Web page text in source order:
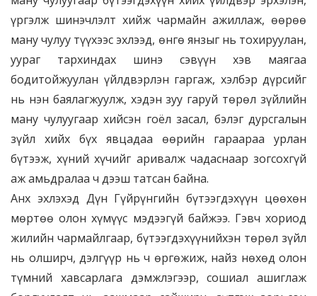
үргэлж шинэчлэлт хийж чармайн ажиллаж, өөрөө
ману чулуу түүхээс эхлээд, өнгө янзыг нь тохируулан,
уураг тархиндах шинэ сэвүүн хэв маягаа
бодитойжуулан үйлдвэрлэн гаргаж, хэлбэр дүрсийг
нь нэн баялагжуулж, хэдэн зуу гаруй төрөл зүйлийн
ману чулуугаар хийсэн гоёл засал, бэлэг дурсгалын
зүйл хийх бүх явцадаа өөрийн гараараа урлан
бүтээж, хүний хүчийг аривалж чадаснаар зогсохгүй
аж амьдралаа ч дээш татсан байна.
Анх эхлэхэд Дүн Гүйрүнгийн бүтээгдэхүүн цөөхөн
мөртөө олон хүмүүс мэдээгүй байжээ. Гэвч хориод
жилийн чармайлгаар, бүтээгдэхүүнийхэн төрөл зүйл
нь олширч, дэлгүүр нь ч өргөжиж, найз нөхөд олон
түмний хавсарлага дэмжлэгээр, сошиал ашиглаж